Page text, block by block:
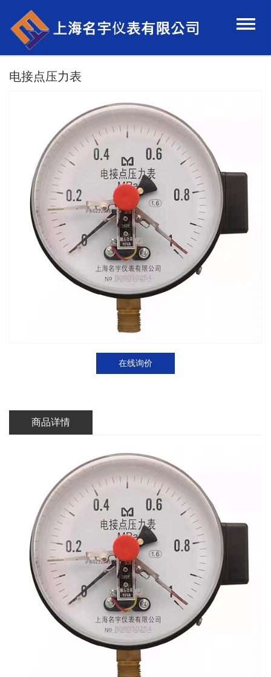
电接点压力表
在线询价
商品详情